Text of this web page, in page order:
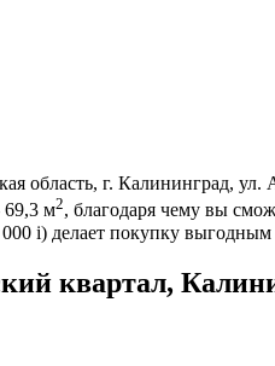
область, г. Калининград,
69,3 м2, благодаря чему вы
i) делает покупку
квартал,